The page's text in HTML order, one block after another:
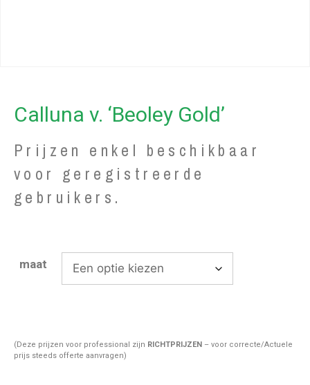
Calluna v. ‘Beoley Gold’
Prijzen enkel beschikbaar
voor geregistreerde
gebruikers.
maat
(Deze prijzen voor professional zijn RICHTPRIJZEN – voor correcte/Actuele
prijs steeds offerte aanvragen)